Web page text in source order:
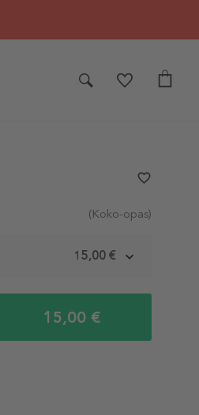
(Koko-opas)
15,00 €
15,00 €
favorite_border